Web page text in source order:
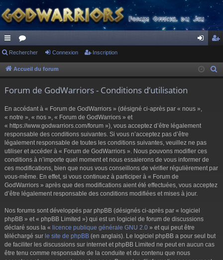
ac
co
s
or
u ne cri
Rechercher Connexion Inscription
Accueil du forum
Forum de GodWarriors - Conditions d’utilisation
En accédant à « Forum de GodWarriors » (désigné ci-après par « nous »,
« notre », « nos », « Forum de GodWarriors » et
« https://www.godwarriors.com/forum »), vous acceptez d’être légalement
responsable des conditions suivantes. Si vous n’acceptez pas d’être
légalement responsable de toutes les conditions suivantes, veuillez ne pas
utiliser et accéder à « Forum de GodWarriors ». Nous pouvons modifier ces
conditions à n’importe quel moment et nous essaierons de vous informer de
ces modifications, bien que nous vous conseillons de vérifier régulièrement par
vous-même. En effet, si vous continuez à participer à « Forum de
GodWarriors » après que des modifications aient été effectuées, vous acceptez
d’être légalement responsable des conditions modifiées et mises à jour.
Nos forums sont développés par phpBB (désignés ci-après par « logiciel
phpBB » et « phpBB Limited ») qui est un logiciel de forum de discussions
déclaré sous la « licence publique générale GNU 2.0 » et qui peut être
téléchargé sur le site de phpBB (en anglais). Le logiciel phpBB a pour seul but
de faciliter les discussions sur internet et phpBB Limited ne peut en aucun cas
être tenu comme responsable de la conduite et du contenu que nous